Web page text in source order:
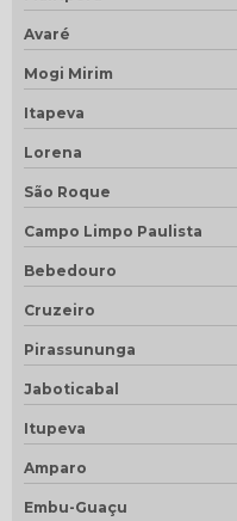
Avaré
Mogi Mirim
Itapeva
Lorena
São Roque
Campo Limpo Paulista
Bebedouro
Cruzeiro
Pirassununga
Jaboticabal
Itupeva
Amparo
Embu-Guaçu